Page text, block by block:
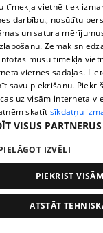
pirms 1 nedēļas, 1
Melleņu zelta
cenu?
409. epizode
tīmekļa vietnē tiek
darbību., nosūtītu
un satura
Zemāk
mūsu tīmekļa
vietnes sadaļas.
savu piekrišanu.
uz visām interneta
skatīt sīkdatņu
VISUS PARTNERUS
IZVĒLI
PIEKRIST
ATSTĀT